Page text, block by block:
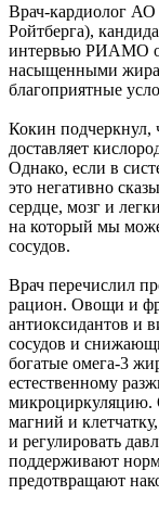
Врач-кардиолог
Ройтберга),
интервью РИАМО
насыщенными
благоприятные
Кокин подчеркнул,
доставляет
Однако, если в
это негативно
сердце, мозг и
на который мы
сосудов.
Врач перечислил
рацион. Овощи и
антиоксидантов и
сосудов и
богатые омега-3
естественному
микроциркуляцию.
магний и
и регулировать
поддерживают
предотвращают